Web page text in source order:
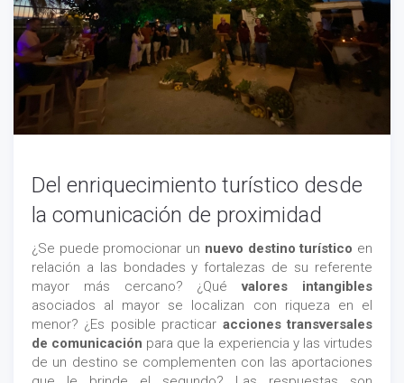
Del enriquecimiento turístico desde
la comunicación de proximidad
¿Se puede promocionar un nuevo destino turístico en
relación a las bondades y fortalezas de su referente
mayor más cercano? ¿Quévalores intangibles
asociados al mayor se localizan con riqueza en el
menor? ¿Es posible practicar acciones transversales
de comunicación para que la experiencia y las virtudes
de un destino se complementen con las aportaciones